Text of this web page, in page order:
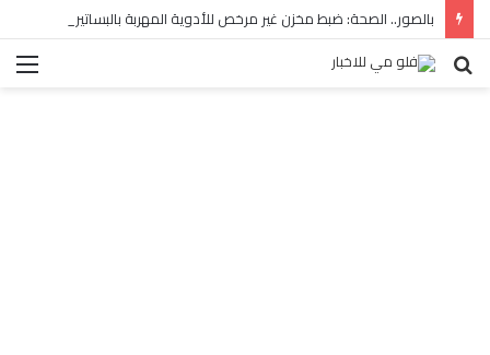
بالصور.. الصحة: ضبط مخزن غير مرخص للأدوية المهربة بالبساتين
بحث